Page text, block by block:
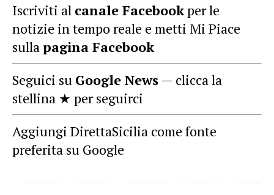
Iscriviti al canale Facebookper le
notizie in tempo reale e metti Mi Piace
sullapagina Facebook
Seguici su Google News — clicca la
stellina ★ per seguirci
Aggiungi DirettaSicilia come fonte
preferita su Google